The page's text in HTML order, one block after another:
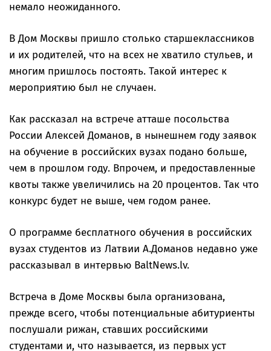
немало неожиданного.
В Дом Москвы пришло столько старшеклассников
и их родителей, что на всех не хватило стульев, и
многим пришлось постоять. Такой интерес к
мероприятию был не случаен.
Как рассказал на встрече атташе посольства
России Алексей Доманов, в нынешнем году заявок
на обучение в российских вузах подано больше,
чем в прошлом году. Впрочем, и предоставленные
квоты также увеличились на 20 процентов. Так что
конкурс будет не выше, чем годом ранее.
О программе бесплатного обучения в российских
вузах студентов из Латвии А.Доманов недавно уже
рассказывал в интервью BaltNews.lv.
Встреча в Доме Москвы была организована,
прежде всего, чтобы потенциальные абитуриенты
послушали рижан, ставших российскими
студентами и, что называется, из первых уст